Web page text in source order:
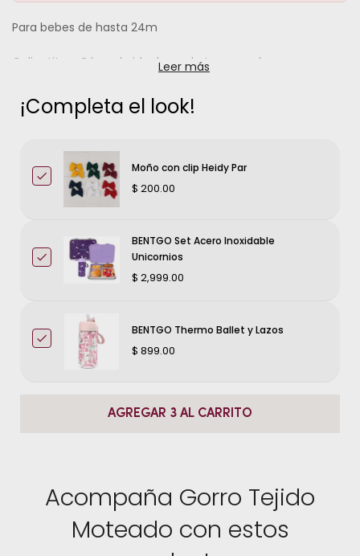
Para bebes de hasta 24m
Calientito y Cómodo ideal para la temporada.
Leer más
¡Completa el look!
Moño con clip Heidy Par
$ 200.00
BENTGO Set Acero Inoxidable
Unicornios
$ 2,999.00
BENTGO Thermo Ballet y Lazos
$ 899.00
AGREGAR 3 AL CARRITO
Acompaña Gorro Tejido
Moteado con estos